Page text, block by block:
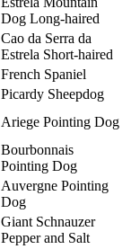
Dog Long-haired
Cao da Serra da
Estrela Short-haired
French Spaniel
Picardy Sheepdog
Ariege Pointing Dog
Bourbonnais
Pointing Dog
Auvergne Pointing
Dog
Giant Schnauzer
Pepper and Salt